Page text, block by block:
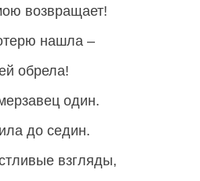
возвращает!
нашла –
обрела!
один.
до седин.
взгляды,